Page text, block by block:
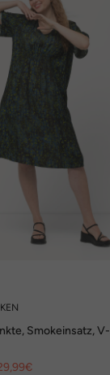
Smokeinsatz, V-
Halbarm